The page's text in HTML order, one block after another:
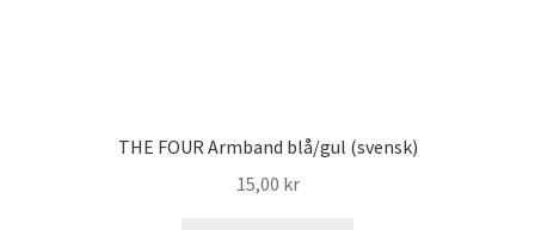
THE FOUR Armband blå/gul (svensk)
15,00 kr